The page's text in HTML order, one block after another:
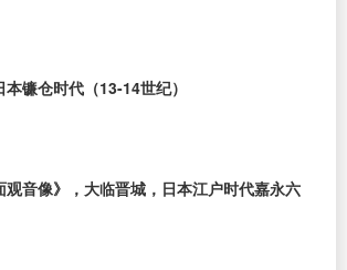
本镰仓时代（13-14世纪）
观音像》，大临晋城，日本江户时代嘉永六